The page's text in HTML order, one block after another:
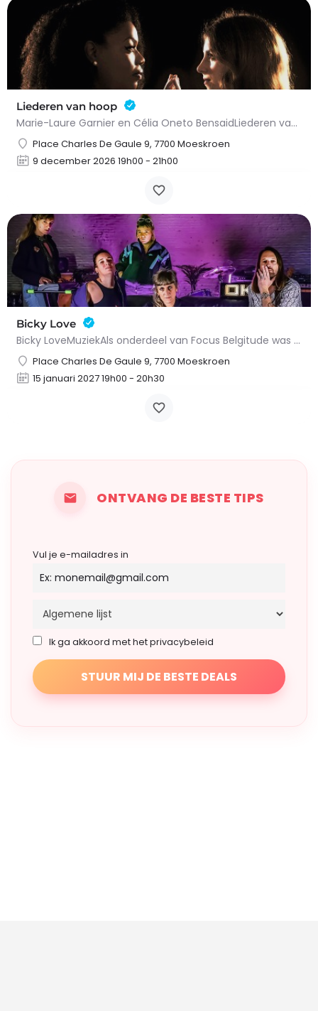
Liederen van hoop
Marie-Laure Garnier en Célia Oneto BensaidLiederen van hoopKlassieke muziekGeschikt voor alle…
Place Charles De Gaule 9, 7700 Moeskroen
9 december 2026 19h00 - 21h00
Bicky Love
Bicky LoveMuziekAls onderdeel van Focus Belgitude was het onmogelijk om Bicky Love over het hoofd te zien,…
Place Charles De Gaule 9, 7700 Moeskroen
15 januari 2027 19h00 - 20h30
ONTVANG DE BESTE TIPS
Vul je e-mailadres in
Ik ga akkoord met het privacybeleid